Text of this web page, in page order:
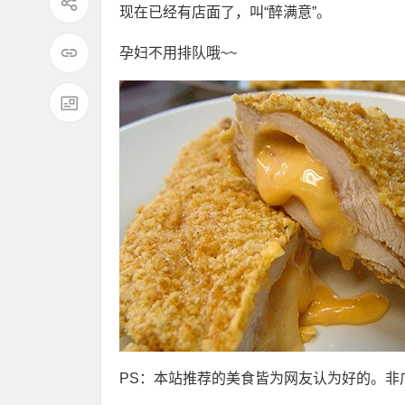
现在已经有店面了，叫“醉满意”。
孕妇不用排队哦~~
PS：本站推荐的美食皆为网友认为好的。非